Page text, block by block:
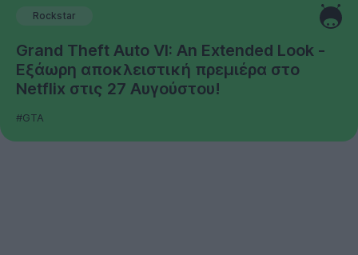
Rockstar
Grand Theft Auto VI: An Extended Look -
Εξάωρη αποκλειστική πρεμιέρα στο
Netflix στις 27 Αυγούστου!
#GTA